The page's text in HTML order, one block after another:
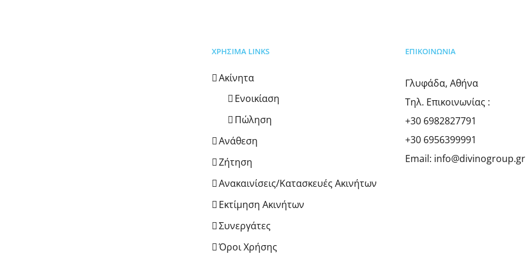
ΧΡΗΣΙΜΑ LINKS
Ακίνητα
Ενοικίαση
Πώληση
Ανάθεση
Ζήτηση
Ανακαινίσεις/Κατασκευές Ακινήτων
Εκτίμηση Ακινήτων
Συνεργάτες
Όροι Χρήσης
ΕΠΙΚΟΙΝΩΝΊΑ
Γλυφάδα, Αθήνα
Τηλ. Επικοινωνίας :
+30 6982827791
+30 6956399991
Email: info@divinogroup.gr